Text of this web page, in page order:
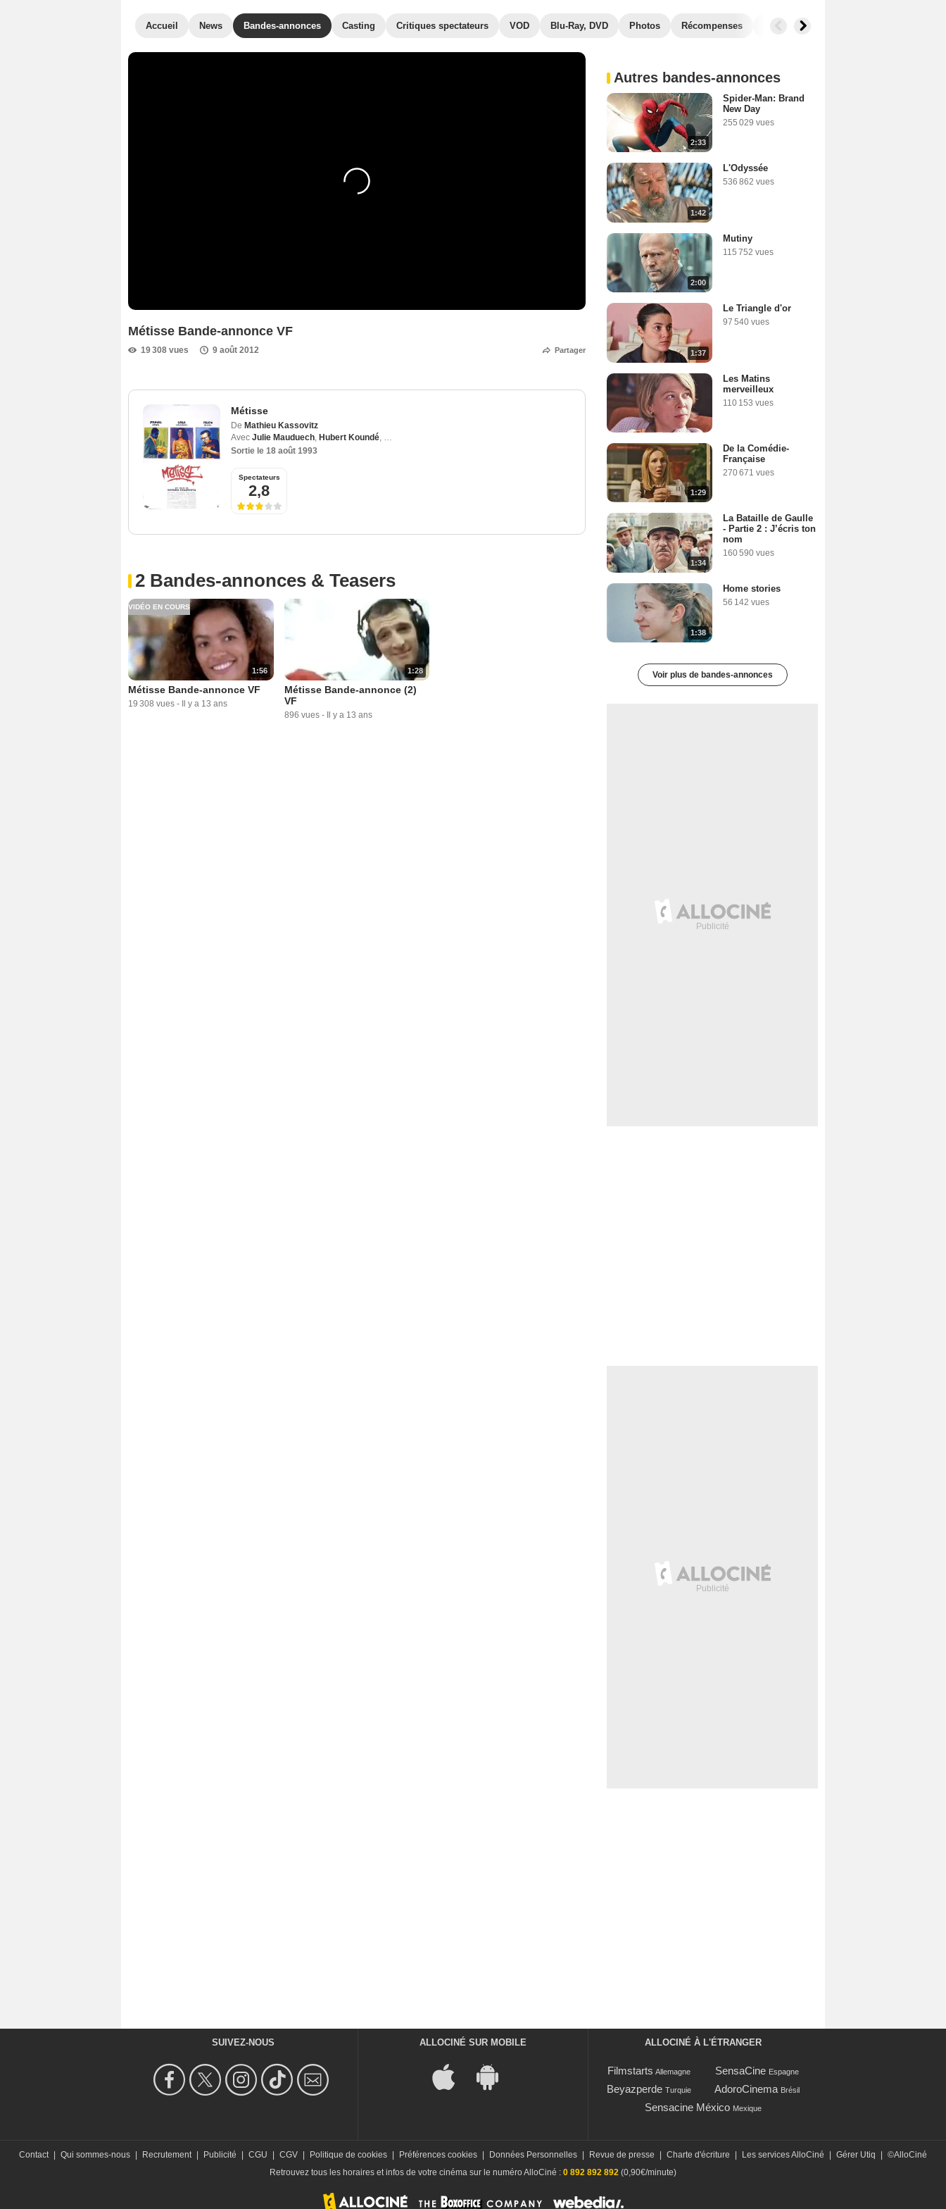
Accueil News Bandes-annonces Casting Critiques spectateurs VOD Blu-Ray, DVD Photos Récompenses Films similaires
Métisse Bande-annonce VF
19 308 vues 9 août 2012 Partager
Métisse
De Mathieu Kassovitz
Avec Julie Mauduech, Hubert Koundé, Mathieu Kassovitz
Sortie le 18 août 1993
Spectateurs
2,8
2 Bandes-annonces & Teasers
1:56
VIDÉO EN COURS
Métisse Bande-annonce VF
19 308 vues - Il y a 13 ans
1:28
Métisse Bande-annonce (2)
VF
896 vues - Il y a 13 ans
Autres bandes-annonces
2:33
Spider-Man: Brand
New Day
255 029 vues
1:42
L'Odyssée
536 862 vues
2:00
Mutiny
115 752 vues
1:37
Le Triangle d'or
97 540 vues
Les Matins
merveilleux
110 153 vues
1:29
De la Comédie-
Française
270 671 vues
1:34
La Bataille de Gaulle
- Partie 2 : J’écris ton
nom
160 590 vues
1:38
Home stories
56 142 vues
Voir plus de bandes-annonces
SUIVEZ-NOUS ALLOCINÉ SUR MOBILE ALLOCINÉ À L'ÉTRANGER
Filmstarts Allemagne SensaCine Espagne
Beyazperde Turquie AdoroCinema Brésil
Sensacine México Mexique
Contact Qui sommes-nous Recrutement Publicité CGU CGV Politique de cookies Préférences cookies Données Personnelles Revue de presse Charte d'écriture Les services AlloCiné Gérer Utiq
©AlloCiné
Retrouvez tous les horaires et infos de votre cinéma sur le numéro AlloCiné : 0 892 892 892 (0,90€/minute)